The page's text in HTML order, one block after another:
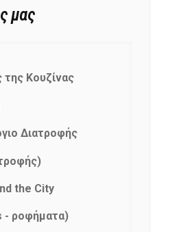
μας
της Κουζίνας
Διατροφής
the City
- ροφήματα)